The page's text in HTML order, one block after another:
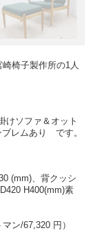
椅子製作所の1人
けソファ＆オット
レムあり です。
(mm)、背クッシ
H400(mm)素
ン/67,320 円）